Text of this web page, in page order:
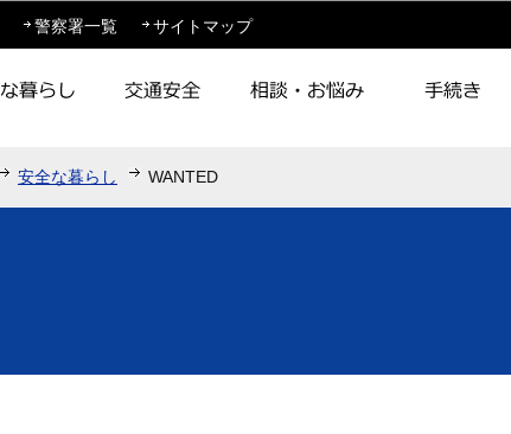
このページの本文へ移動
警察署一覧 サイトマップ
安全な暮らし WANTED